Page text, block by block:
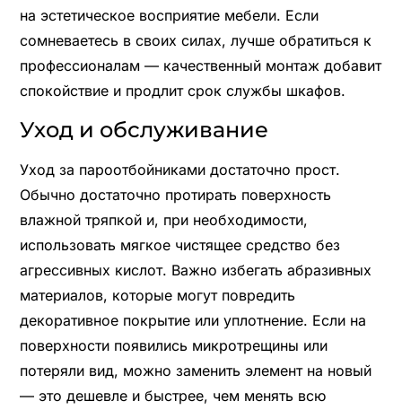
на эстетическое восприятие мебели. Если
сомневаетесь в своих силах, лучше обратиться к
профессионалам — качественный монтаж добавит
спокойствие и продлит срок службы шкафов.
Уход и обслуживание
Уход за пароотбойниками достаточно прост.
Обычно достаточно протирать поверхность
влажной тряпкой и, при необходимости,
использовать мягкое чистящее средство без
агрессивных кислот. Важно избегать абразивных
материалов, которые могут повредить
декоративное покрытие или уплотнение. Если на
поверхности появились микротрещины или
потеряли вид, можно заменить элемент на новый
— это дешевле и быстрее, чем менять всю